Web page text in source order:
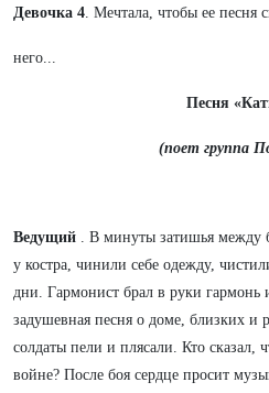
Девочка 4. Мечтала, чтобы ее песня
него...
Песня
(поет группа
Ведущий . В минуты затишья между
у костра, чинили себе одежду,
дни. Гармонист брал в руки гармонь
задушевная песня о доме, близких
солдаты пели и плясали. Кто сказал,
войне? После боя сердце просит